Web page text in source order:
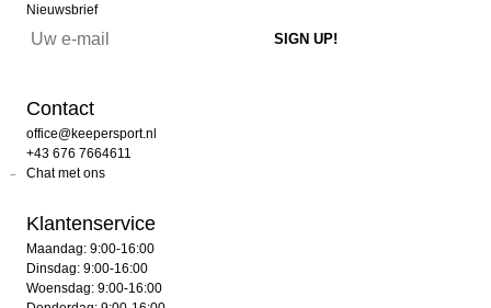
Nieuwsbrief
Contact
office@keepersport.nl
+43 676 7664611
Chat met ons
Klantenservice
Maandag: 9:00-16:00
Dinsdag: 9:00-16:00
Woensdag: 9:00-16:00